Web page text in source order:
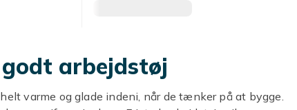
arbejdstøj
varme og glade indeni, når de tænker på at bygge.